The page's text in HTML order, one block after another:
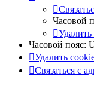
Связатьс
Часовой
Удалить
Часовой пояс:
Удалить
Связаться с ад